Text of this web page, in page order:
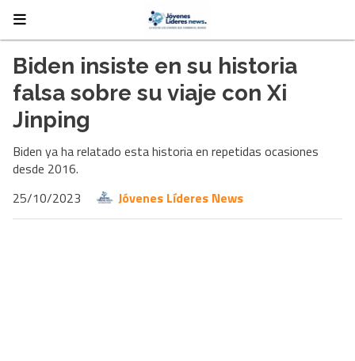
Biden insiste en su historia
falsa sobre su viaje con Xi
Jinping
Biden ya ha relatado esta historia en repetidas ocasiones
desde 2016.
25/10/2023
Jóvenes Líderes News